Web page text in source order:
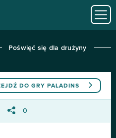
Poświęć się dla drużyny
DO GRY PALADINS
0